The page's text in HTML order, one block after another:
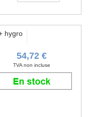
54,72 €
TVA non incluse